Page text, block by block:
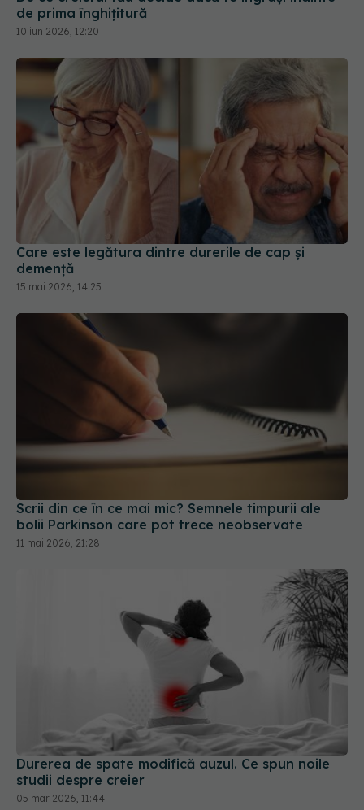
Care este legătura dintre durerile de cap și
demență
15 mai 2026, 14:25
Scrii din ce în ce mai mic? Semnele timpurii ale
bolii Parkinson care pot trece neobservate
11 mai 2026, 21:28
Durerea de spate modifică auzul. Ce spun noile